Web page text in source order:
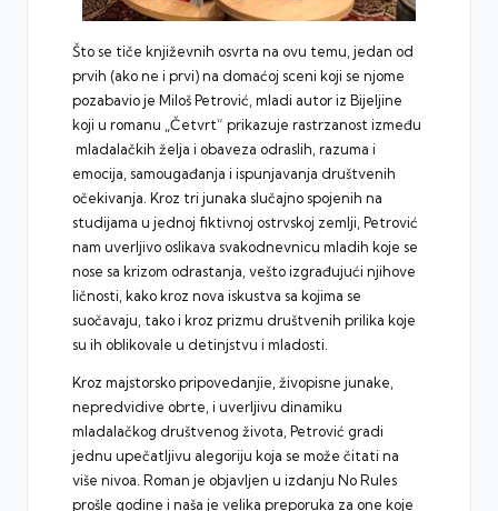
Što se tiče književnih osvrta na ovu temu, jedan od
prvih (ako ne i prvi) na domaćoj sceni koji se njome
pozabavio je Miloš Petrović, mladi autor iz Bijeljine
koji u romanu „Četvrt“ prikazuje rastrzanost između
mladalačkih želja i obaveza odraslih, razuma i
emocija, samougađanja i ispunjavanja društvenih
očekivanja. Kroz tri junaka slučajno spojenih na
studijama u jednoj fiktivnoj ostrvskoj zemlji, Petrović
nam uverljivo oslikava svakodnevnicu mladih koje se
nose sa krizom odrastanja, vešto izgrađujući njihove
ličnosti, kako kroz nova iskustva sa kojima se
suočavaju, tako i kroz prizmu društvenih prilika koje
su ih oblikovale u detinjstvu i mladosti.
Kroz majstorsko pripovedanjie, živopisne junake,
nepredvidive obrte, i uverljivu dinamiku
mladalačkog društvenog života, Petrović gradi
jednu upečatljivu alegoriju koja se može čitati na
više nivoa. Roman je objavljen u izdanju No Rules
prošle godine i naša je velika preporuka za one koje